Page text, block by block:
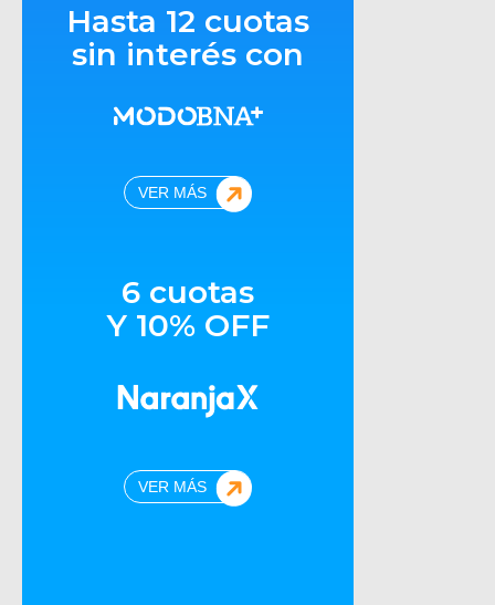
Hasta 12 cuotas
sin interés con
VER MÁS
6 cuotas
Y 10% OFF
VER MÁS